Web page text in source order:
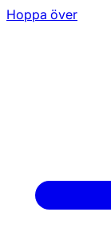
Hoppa över